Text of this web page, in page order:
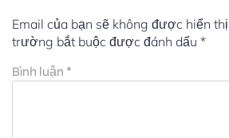
Email của bạn sẽ không được hiển
trường bắt buộc được đánh dấu *
Bình luận *